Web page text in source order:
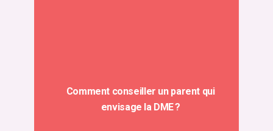
Comment conseiller un parent qui
envisage la DME ?